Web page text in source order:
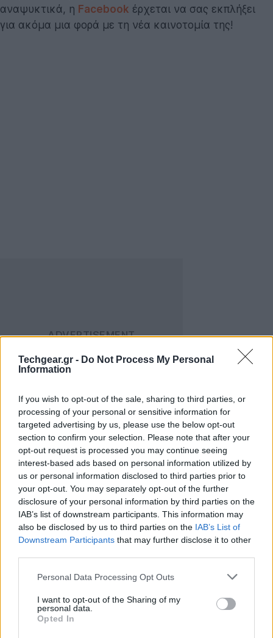
Techgear.gr - Do Not Process My Personal
Information
If you wish to opt-out of the sale, sharing to third parties, or
processing of your personal or sensitive information for
targeted advertising by us, please use the below opt-out
section to confirm your selection. Please note that after your
opt-out request is processed you may continue seeing
interest-based ads based on personal information utilized by
us or personal information disclosed to third parties prior to
your opt-out. You may separately opt-out of the further
disclosure of your personal information by third parties on the
IAB’s list of downstream participants. This information may
also be disclosed by us to third parties on the IAB’s List of
Downstream Participants that may further disclose it to other
Please note that this website/app uses one or more Google
not limited to your visit or usage behaviour. You may click to
grant or deny consent to Google and its third-party tags to
use your data for below specified purposes in below Google
Personal Data Processing Opt Outs
I want to opt-out of the Sharing of my
personal data.
Opted In
αναψυκτικά, η Facebook έρχεται να σας εκπλήξει
για ακόμα μια φορά με τη νέα καινοτομία της!
Πρόκειται για αυτόματους πωλητές από τους οποίους
μπορείς να προμηθευτείς περιφερειακά και αξεσουάρ
υπολογιστών, όπως πληκτρολόγια, ποντίκια,
καθαριστικά οθονών και οτιδήποτε άλλο μπορείς να
χρειαστείς.
Φυσικά, μην περιμένεις να συναντήσεις τους
συγκεκριμένους αυτόματους πωλητές στο δρόμο,
αφού προορίζονται για μεγάλες εταιρείες, όπου ο κάθε
εργαζόμενος δουλεύει στο δικό του υπολογιστή.
Δεδομένου ότι μια τέτοια εταιρεία έχει στο δυναμικό
της εκατοντάδες εργαζόμενους και συνεπώς
εκατοντάδες υπολογιστές, είναι αρκετά σύνηθες